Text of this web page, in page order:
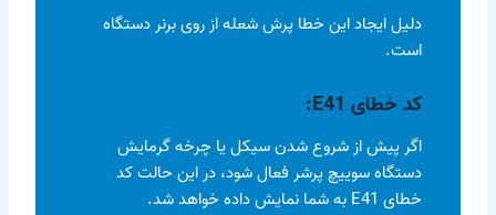
دلیل ایجاد این خطا پرش شعله از روی برنر دستگاه
است.
کد خطای E41 :
اگر پیش از شروع شدن سیکل یا چرخه گرمایش
دستگاه سوییچ پرشر فعال شود، در این حالت کد
خطای E41 به شما نمایش داده خواهد شد.